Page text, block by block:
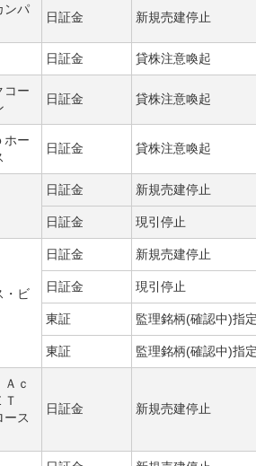
ンパ
日証金 新規売建停止
日証金 貸株注意喚起
コー
日証金 貸株注意喚起
ー
日証金 貸株注意喚起
日証金 新規売建停止
日証金 現引停止
・ビ
日証金 新規売建停止
日証金 現引停止
東証 監理銘柄(確認中)指
東証 監理銘柄(確認中)指
ｃ
ス
日証金 新規売建停止